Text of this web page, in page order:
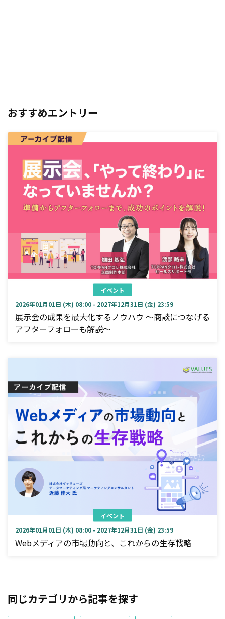
おすすめエントリー
イベント
2026年01月01日 (木) 08:00 - 2027年12月31日 (金) 23:59
展示会の成果を最大化するノウハウ ～商談につなげる
アフターフォローも解説～
イベント
2026年01月01日 (木) 08:00 - 2027年12月31日 (金) 23:59
Webメディアの市場動向と、これからの生存戦略
同じカテゴリから記事を探す